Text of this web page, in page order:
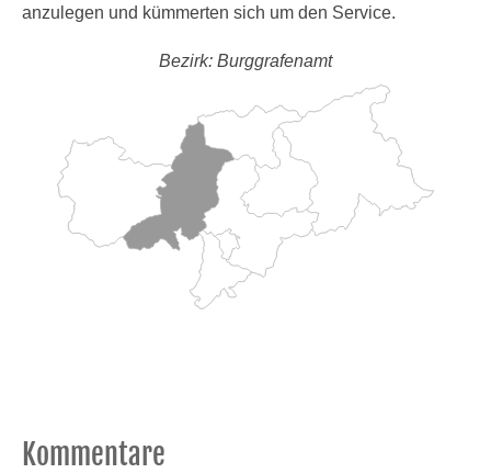
anzulegen und kümmerten sich um den Service.
Bezirk: Burggrafenamt
Kommentare